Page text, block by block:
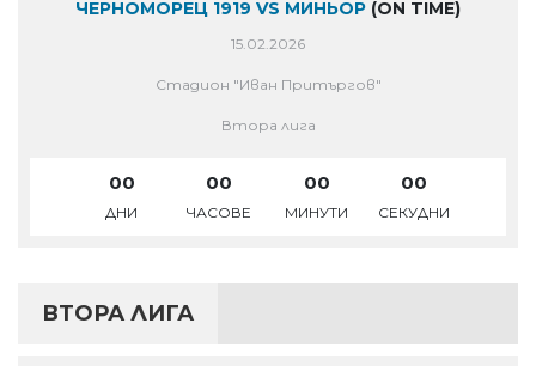
ЧЕРНОМОРЕЦ 1919 VS МИНЬОР (ON TIME)
15.02.2026
Стадион "Иван Притъргов"
Втора лига
00
ДНИ
00
ЧАСОВЕ
00
МИНУТИ
00
СЕКУДНИ
ВТОРА ЛИГА